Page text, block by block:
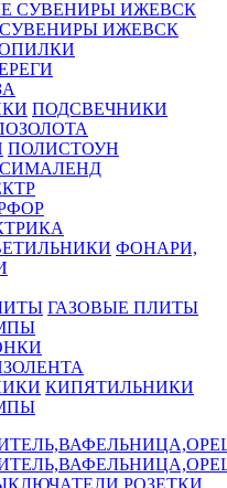
ИЖЕВСК
ПОДСВЕЧНИКИ
ПОЛИСТОУН
СИМАЛЕНД
ФОНАРИ,
ГАЗОВЫЕ ПЛИТЫ
КИПЯТИЛЬНИКИ
РОЗЕТКИ,